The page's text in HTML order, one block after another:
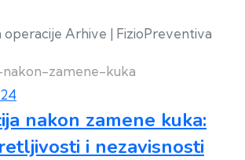
Arhive | FizioPreventiva
nakon zamene kuka:
i nezavisnosti